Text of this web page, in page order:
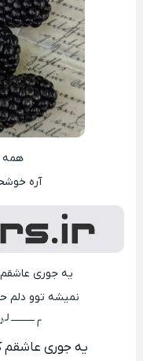
همه
آره
یه جوری عاشقم
نمیشه توو دلم
یه جوری عاشقم